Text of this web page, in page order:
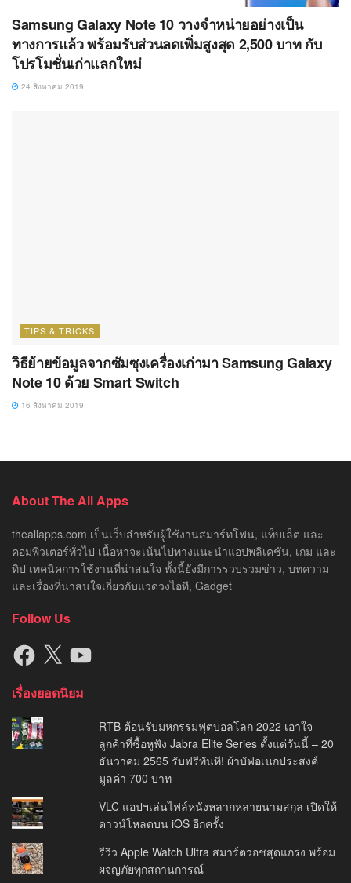
Samsung Galaxy Note 10 วางจำหน่ายอย่างเป็น
ทางการแล้ว พร้อมรับส่วนลดเพิ่มสูงสุด 2,500 บาท กับ
โปรโมชั่นเก่าแลกใหม่
24 สิงหาคม 2019
TIPS & TRICKS
วิธีย้ายข้อมูลจากซัมซุงเครื่องเก่ามา Samsung Galaxy
Note 10 ด้วย Smart Switch
16 สิงหาคม 2019
About The All Apps
theallapps.com เป็นเว็บสำหรับผู้ใช้งานสมาร์ทโฟน, แท็บเล็ต และ
คอมพิวเตอร์ทั่วไป เนื้อหาจะเน้นไปทางแนะนำแอปพลิเคชัน, เกม และ
ทิป เทคนิคการใช้งานที่น่าสนใจ ทั้งนี้ยังมีการรวบรวมข่าว, บทความ
และเรื่องที่น่าสนใจเกี่ยวกับแวดวงไอที, Gadget
Follow Us
Facebook
X YouTube
เรื่องยอดนิยม
RTB ต้อนรับมหกรรมฟุตบอลโลก 2022 เอาใจ
ลูกค้าที่ซื้อหูฟัง Jabra Elite Series ตั้งแต่วันนี้ – 20
ธันวาคม 2565 รับฟรีทันที! ผ้าบัฟอเนกประสงค์
มูลค่า 700 บาท
VLC แอปฯเล่นไฟล์หนังหลากหลายนามสกุล เปิดให้
ดาวน์โหลดบน iOS อีกครั้ง
รีวิว Apple Watch Ultra สมาร์ตวอชสุดแกร่ง พร้อม
ผจญภัยทุกสถานการณ์